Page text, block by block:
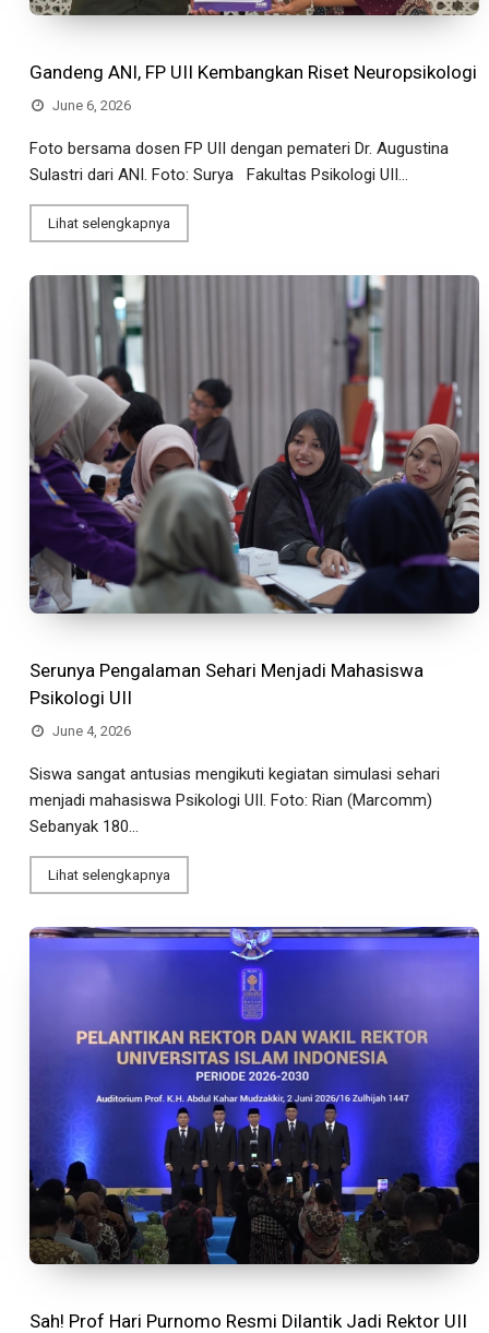
Gandeng ANI, FP UII Kembangkan Riset Neuropsikologi
June 6, 2026
Foto bersama dosen FP UII dengan pemateri Dr. Augustina
Sulastri dari ANI. Foto: Surya Fakultas Psikologi UII...
Lihat selengkapnya
Serunya Pengalaman Sehari Menjadi Mahasiswa
Psikologi UII
June 4, 2026
Siswa sangat antusias mengikuti kegiatan simulasi sehari
menjadi mahasiswa Psikologi UII. Foto: Rian (Marcomm)
Sebanyak 180...
Lihat selengkapnya
Sah! Prof Hari Purnomo Resmi Dilantik Jadi Rektor UII